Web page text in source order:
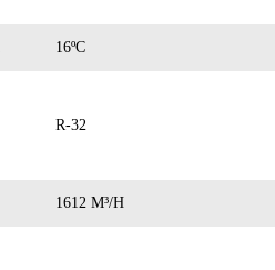
16ºC
R-32
1612 M³/H